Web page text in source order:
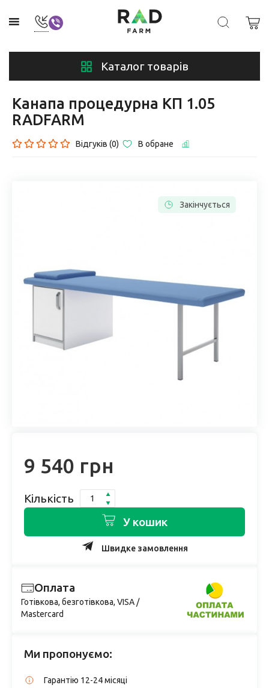
Каталог товарів
Канапа процедурна КП 1.05
RADFARM
Відгуків (0) В обране
Закінчується
9 540 грн
Кількість
У кошик
Швидке замовлення
Оплата
Готівкова, безготівкова, VISA /
Mastercard
Ми пропонуємо:
Гарантію 12-24 місяці